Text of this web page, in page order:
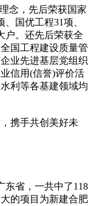
念，先后荣获国家
国优工程31项、
户。还先后荣获全
国工程建设质量管
业先进基层党组织
信用(信誉)评价活
利等各基建领域均
携手共创美好未
东省，一共中了118
的项目为新建合肥